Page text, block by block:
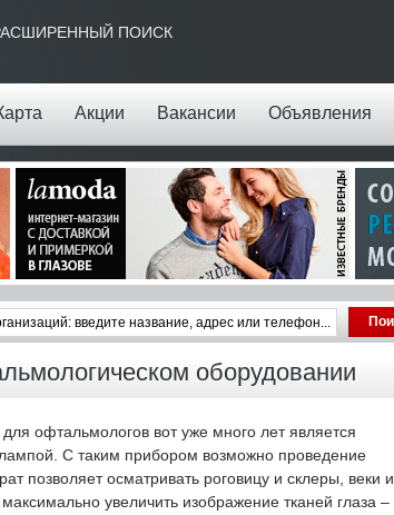
Акции Вакансии Объявления
ПОИСК
оборудовании
офтальмологов вот уже много лет является
С таким прибором возможно проведение
позволяет осматривать роговицу и склеры, веки и
увеличить изображение тканей глаза –